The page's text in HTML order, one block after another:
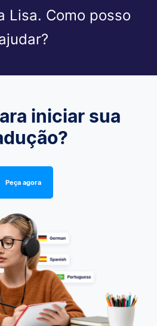
Lisa. Como posso
iniciar sua
Peça agora